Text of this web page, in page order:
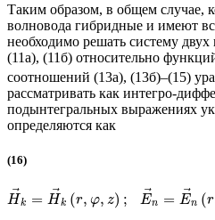
Таким образом, в общем случае,
волновода гибридные и имеют
необходимо решать систему
(11а), (11б) относительно
соотношений (13а), (13б)–(15)
рассматривать как интегро-
подынтегральных выражениях
определяются как
(16)
H⃗k = H⃗k (r, φ, z) ; E⃗n = E⃗n (r